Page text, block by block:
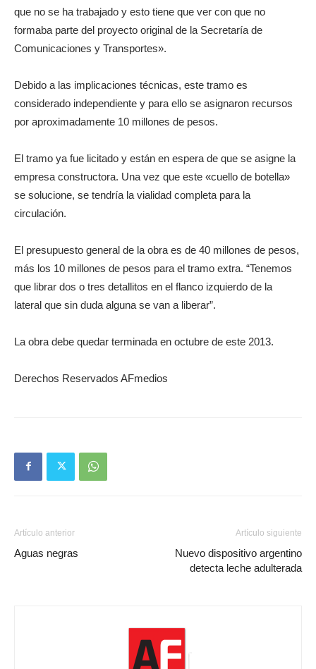
que no se ha trabajado y esto tiene que ver con que no
formaba parte del proyecto original de la Secretaría de
Comunicaciones y Transportes».
Debido a las implicaciones técnicas, este tramo es
considerado independiente y para ello se asignaron recursos
por aproximadamente 10 millones de pesos.
El tramo ya fue licitado y están en espera de que se asigne la
empresa constructora. Una vez que este «cuello de botella»
se solucione, se tendría la vialidad completa para la
circulación.
El presupuesto general de la obra es de 40 millones de pesos,
más los 10 millones de pesos para el tramo extra. “Tenemos
que librar dos o tres detallitos en el flanco izquierdo de la
lateral que sin duda alguna se van a liberar”.
La obra debe quedar terminada en octubre de este 2013.
Derechos Reservados AFmedios
Artículo anterior
Aguas negras
Artículo siguiente
Nuevo dispositivo argentino
detecta leche adulterada